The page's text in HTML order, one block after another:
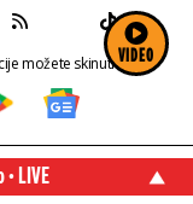
VIDEO
možete skinuti na:
• LIVE